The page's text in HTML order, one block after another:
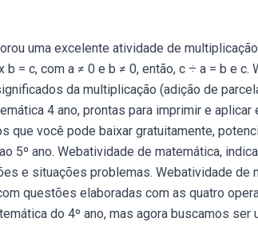
uma excelente atividade de
= c, com a ≠ 0 e b ≠ 0, então, c ÷ a = b e
da multiplicação (adição de
4 ano, prontas para imprimir e aplicar
que você pode baixar gratuitamente,
5º ano. Webatividade de matemática,
e situações problemas. Webatividade de
questões elaboradas com as quatro
do 4º ano, mas agora buscamos